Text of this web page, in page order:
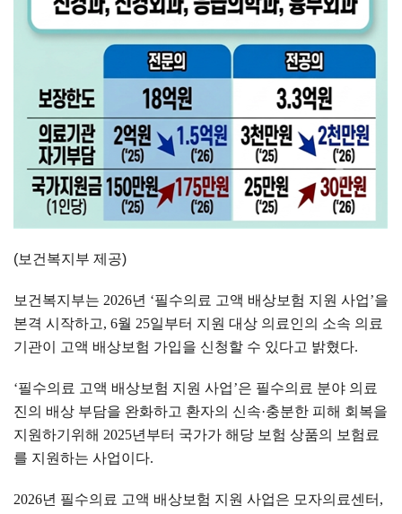
(보건복지부 제공)
보건복지부는 2026년 ‘필수의료 고액 배상보험 지원 사업’을
본격 시작하고, 6월 25일부터 지원 대상 의료인의 소속 의료
기관이 고액 배상보험 가입을 신청할 수 있다고 밝혔다.
‘필수의료 고액 배상보험 지원 사업’은 필수의료 분야 의료
진의 배상 부담을 완화하고 환자의 신속·충분한 피해 회복을
지원하기위해 2025년부터 국가가 해당 보험 상품의 보험료
를 지원하는 사업이다.
2026년 필수의료 고액 배상보험 지원 사업은 모자의료센터 ,